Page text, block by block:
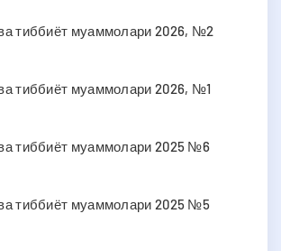
тиббиёт муаммолари 2026, №2
тиббиёт муаммолари 2026, №1
тиббиёт муаммолари 2025 №6
тиббиёт муаммолари 2025 №5